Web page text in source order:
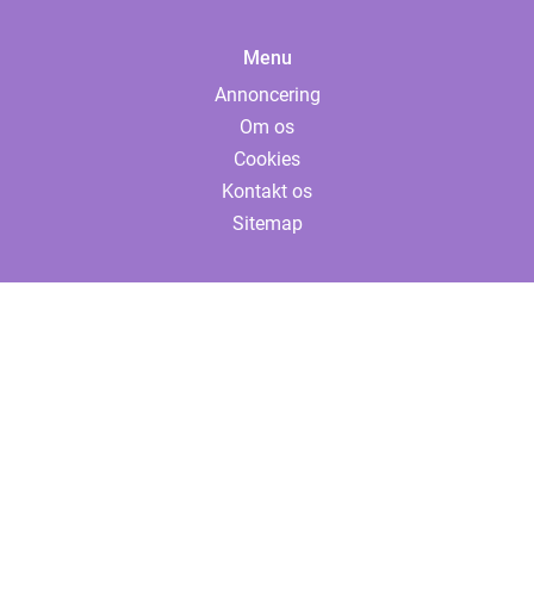
Menu
Annoncering
Om os
Cookies
Kontakt os
Sitemap